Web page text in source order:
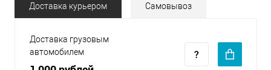
Доставка курьером Самовывоз
Доставка грузовым
автомобилем